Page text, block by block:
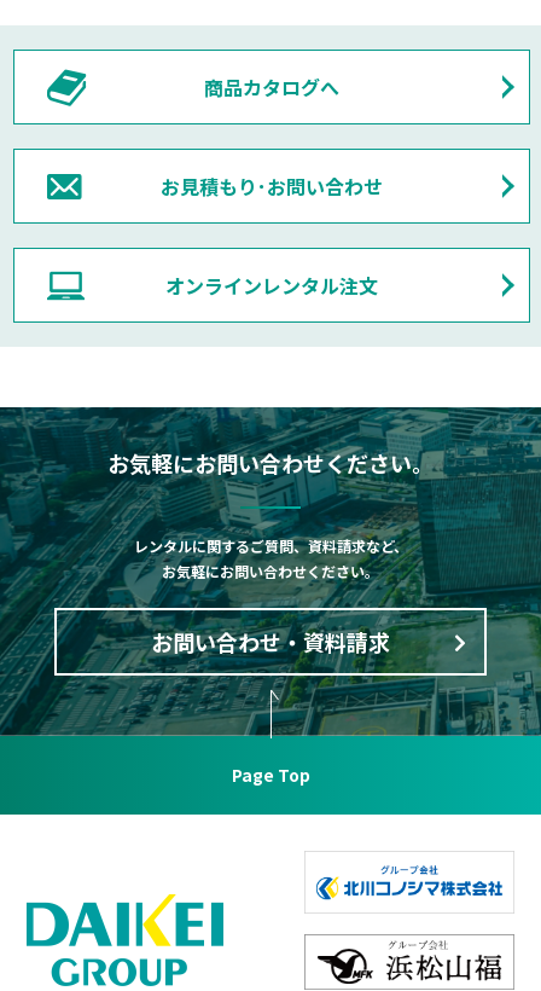
商品カタログへ
お見積もり･お問い合わせ
オンラインレンタル注文
お気軽にお問い合わせください。
レンタルに関するご質問、資料請求など、
お気軽にお問い合わせください。
お問い合わせ・資料請求
Page Top